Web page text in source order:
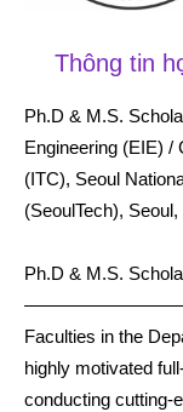
Thông tin
Ph.D & M.S.
Engineering (EIE) /
(ITC), Seoul
(SeoulTech),
Ph.D & M.S.
Faculties in the
highly motivated
conducting cutting-